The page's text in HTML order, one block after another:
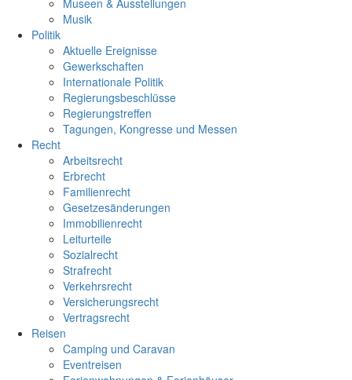
Museen & Ausstellungen
Musik
Politik
Aktuelle Ereignisse
Gewerkschaften
Internationale Politik
Regierungsbeschlüsse
Regierungstreffen
Tagungen, Kongresse und Messen
Recht
Arbeitsrecht
Erbrecht
Familienrecht
Gesetzesänderungen
Immobilienrecht
Leiturteile
Sozialrecht
Strafrecht
Verkehrsrecht
Versicherungsrecht
Vertragsrecht
Reisen
Camping und Caravan
Eventreisen